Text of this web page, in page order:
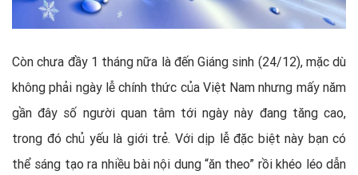
Còn chưa đầy 1 tháng nữa là đến Giáng sinh (24/12), mặc dù
không phải ngày lễ chính thức của Việt Nam nhưng mấy năm
gần đây số người quan tâm tới ngày này đang tăng cao,
trong đó chủ yếu là giới trẻ. Với dịp lễ đặc biệt này bạn có
thể sáng tạo ra nhiều bài nội dung “ăn theo” rồi khéo léo dẫn